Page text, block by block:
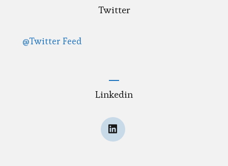
Twitter
@Twitter Feed
Linkedin